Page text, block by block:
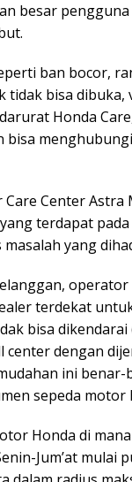
besar
ban bocor,
tidak bisa
Honda
bisa
Center
terdapat
yang
terdekat
bisa
center dengan
ini
sepeda motor
Honda di
Jum’at mulai